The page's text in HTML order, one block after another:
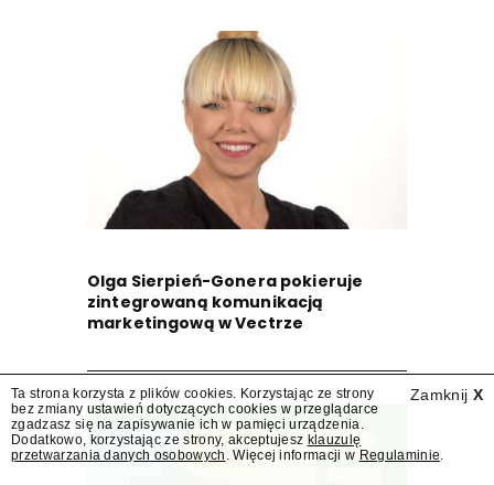
Olga Sierpień-Gonera pokieruje
zintegrowaną komunikacją
marketingową w Vectrze
Zamknij X
Ta strona korzysta z plików cookies. Korzystając ze strony
bez zmiany ustawień dotyczących cookies w przeglądarce
zgadzasz się na zapisywanie ich w pamięci urządzenia.
Dodatkowo, korzystając ze strony, akceptujesz klauzulę
przetwarzania danych osobowych . Więcej informacji w Regulaminie.